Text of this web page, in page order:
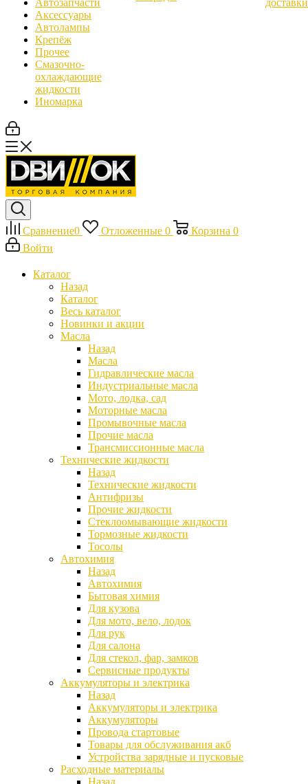
Автозапчасти
Аксессуары
Автолампы
Крепёж
Прочее
Смазочно-
охлаждающие
жидкости
Иномарка
доставки
Сравнение0 Отложенные 0 Корзина 0
Войти
Каталог
Назад
Каталог
Весь каталог
Новинки и акции
Масла
Назад
Масла
Гидравлические масла
Индустриальные масла
Мото, лодка, сад
Моторные масла
Промывочные масла
Прочие масла
Трансмиссионные масла
Технические жидкости
Назад
Технические жидкости
Антифризы
Прочие жидкости
Стеклоомывающие жидкости
Тормозные жидкости
Тосолы
Автохимия
Назад
Автохимия
Бытовая химия
Для кузова
Для мото, вело, лодок
Для рук
Для салона
Для стекол, фар, замков
Сервисные продукты
Аккумуляторы и электрика
Назад
Аккумуляторы и электрика
Аккумуляторы
Провода стартовые
Товары для обслуживания акб
Устройства зарядные и пусковые
Расходные материалы
Назад